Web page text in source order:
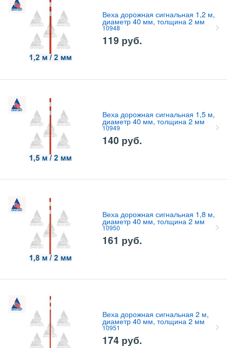
Веха дорожная сигнальная 1,2 м,
диаметр 40 мм, толщина 2 мм
10948
119 руб.
Веха дорожная сигнальная 1,5 м,
диаметр 40 мм, толщина 2 мм
10949
140 руб.
Веха дорожная сигнальная 1,8 м,
диаметр 40 мм, толщина 2 мм
10950
161 руб.
Веха дорожная сигнальная 2 м,
диаметр 40 мм, толщина 2 мм
10951
174 руб.